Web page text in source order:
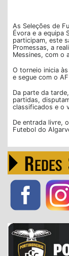
As Seleções de
Évora e a equipa
participam, este
Promessas, a
Messines, com o
O torneio inicia
e segue com o
Da parte da
partidas,
classificados e o
De entrada livre,
Futebol do